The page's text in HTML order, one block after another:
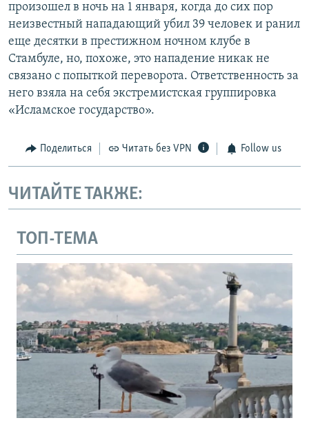
произошел в ночь на 1 января, когда до сих пор
неизвестный нападающий убил 39 человек и ранил
еще десятки в престижном ночном клубе в
Стамбуле, но, похоже, это нападение никак не
связано с попыткой переворота. Ответственность за
него взяла на себя экстремистская группировка
«Исламское государство».
Поделиться Читать без VPN Follow us
ЧИТАЙТЕ ТАКЖЕ:
ТОП-ТЕМА